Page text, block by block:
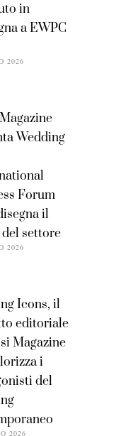
in
a EWPC
2026
Wedding
Forum
il
settore
2026
Icons, il
editoriale
Magazine
i
del
2026